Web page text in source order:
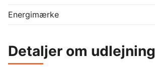
Energimærke
Detaljer om udlejning